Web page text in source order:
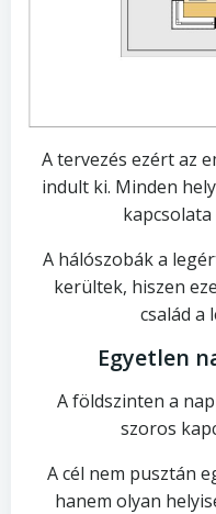
A tervezés ezért az
indult ki. Minden
A hálószobák a
kerültek, hiszen
család a
Egyetlen
A földszinten a
szoros
A cél nem pusztán
hanem olyan